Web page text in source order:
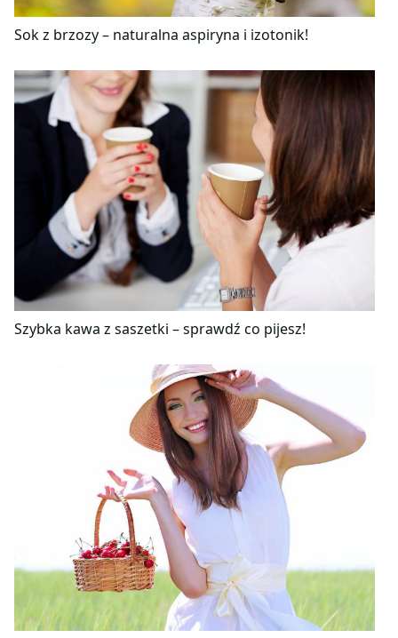
Sok z brzozy – naturalna aspiryna i izotonik!
Szybka kawa z saszetki – sprawdź co pijesz!